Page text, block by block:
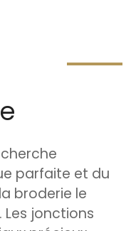
parfaite et du
broderie le
Les jonctions